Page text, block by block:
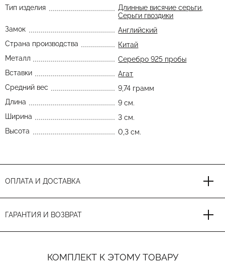
Тип изделия
Длинные висячие серьги
Серьги гвоздики
Замок
Английский
Страна производства
Китай
Металл
Серебро 925 пробы
Вставки
Агат
Средний вес
9,74 грамм
Длина
9 см.
Ширина
3 см.
Высота
0,3 см.
ОПЛАТА И ДОСТАВКА
ГАРАНТИЯ И ВОЗВРАТ
КОМПЛЕКТ К ЭТОМУ ТОВАРУ